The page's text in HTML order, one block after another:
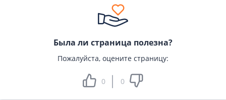
Была ли страница полезна?
Пожалуйста, оцените страницу:
0 0